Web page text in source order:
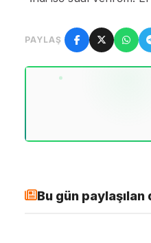
PAYLAŞ
Bu gün